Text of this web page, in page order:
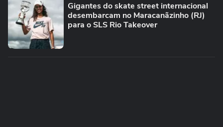
Gigantes do skate street internacional
desembarcam no Maracanãzinho (RJ)
para o SLS Rio Takeover